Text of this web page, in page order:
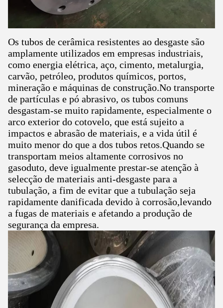
Os tubos de cerâmica resistentes ao desgaste são
amplamente utilizados em empresas industriais,
como energia elétrica, aço, cimento, metalurgia,
carvão, petróleo, produtos químicos, portos,
mineração e máquinas de construção.No transporte
de partículas e pó abrasivo, os tubos comuns
desgastam-se muito rapidamente, especialmente o
arco exterior do cotovelo, que está sujeito a
impactos e abrasão de materiais, e a vida útil é
muito menor do que a dos tubos retos.Quando se
transportam meios altamente corrosivos no
gasoduto, deve igualmente prestar-se atenção à
selecção de materiais anti-desgaste para a
tubulação, a fim de evitar que a tubulação seja
rapidamente danificada devido à corrosão,levando
a fugas de materiais e afetando a produção de
segurança da empresa.